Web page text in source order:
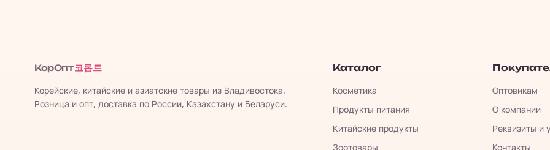
КорОпт 코롭트
Корейские, китайские и азиатские товары из Владивостока.
Розница и опт, доставка по России, Казахстану и Беларуси.
Каталог
Косметика
Продукты питания
Китайские продукты
Зоотовары
Оптовикам
О компании
Реквизиты и
Контакты